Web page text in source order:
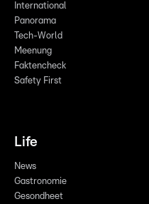
International
Panorama
Tech-World
Meenung
Faktencheck
Safety First
Life
News
Gastronomie
Gesondheet